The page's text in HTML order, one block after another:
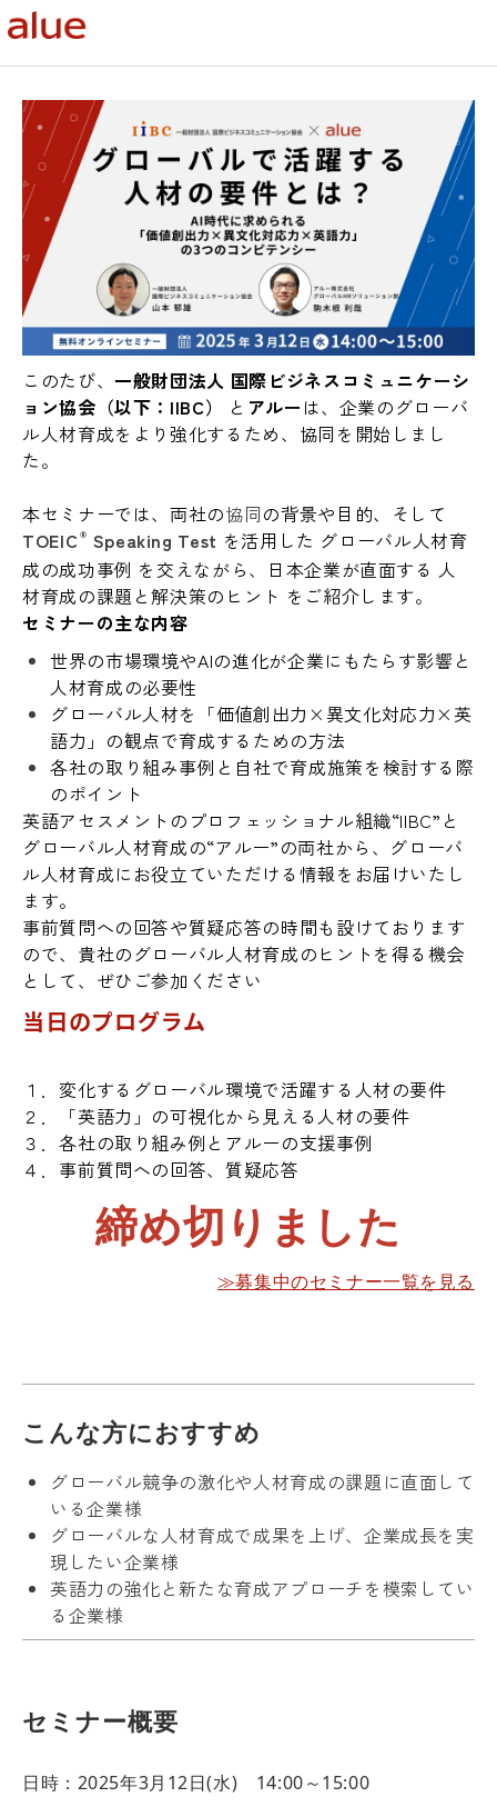
このたび、 一般財団法人 国際ビジネスコミュニケーシ
ョン協会（以下：IIBC）
と アルー は、企業のグローバ
ル人材育成をより強化するため、協同を開始しまし
た。
本セミナーでは、両社の協同の背景や目的、そして
TOEIC ® Speaking Test を活用した グローバル人材育
成の成功事例 を交えながら、日本企業が直面する 人
材育成の課題と解決策のヒント をご紹介します。
セミナーの主な内容
世界の市場環境やAIの進化が企業にもたらす影響と
人材育成の必要性
グローバル人材を「価値創出力×異文化対応力×英
語力」の観点で育成するための方法
各社の取り組み事例と自社で育成施策を検討する際
のポイント
英語アセスメントのプロフェッショナル組織“IIBC”と
グローバル人材育成の“アルー”の両社から、グローバ
ル人材育成にお役立ていただける情報をお届けいたし
ます。
事前質問への回答や質疑応答の時間も設けております
ので、貴社のグローバル人材育成のヒントを得る機会
として、ぜひご参加ください
当日のプログラム
１．変化するグローバル環境で活躍する人材の要件
２．「英語力」の可視化から見える人材の要件
３．各社の取り組み例とアルーの支援事例
４．事前質問への回答、質疑応答
締め切りました
≫募集中のセミナー一覧を見る
こんな方におすすめ
グローバル競争の激化や人材育成の課題に直面して
いる企業様
グローバルな人材育成で成果を上げ、企業成長を実
現したい企業様
英語力の強化と新たな育成アプローチを模索してい
る企業様
セミナー概要
日時：2025年3月12日(水) 14:00～15:00